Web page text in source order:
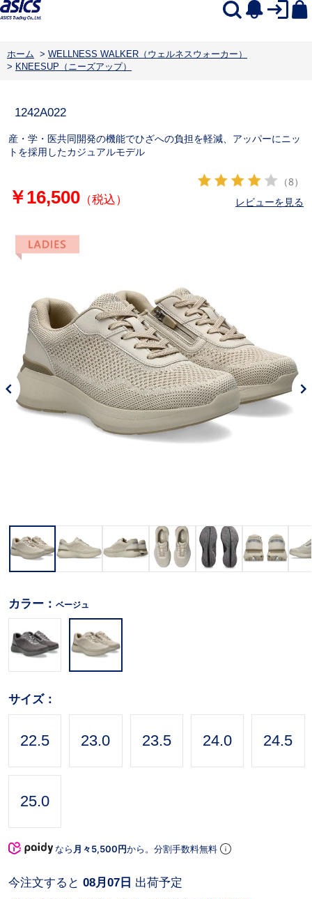
ホーム > WELLNESS WALKER（ウェルネスウォーカー）
> KNEESUP（ニーズアップ）
1242A022
産・学・医共同開発の機能でひざへの負担を軽減、アッパーにニッ
トを採用したカジュアルモデル
￥16,500（税込）
（8）
レビューを見る
カラー： ベージュ
サイズ：
22.5 23.0 23.5 24.0 24.5
25.0
なら 月々5,500円から。分割手数料無料
今注文すると 08月07日 出荷予定